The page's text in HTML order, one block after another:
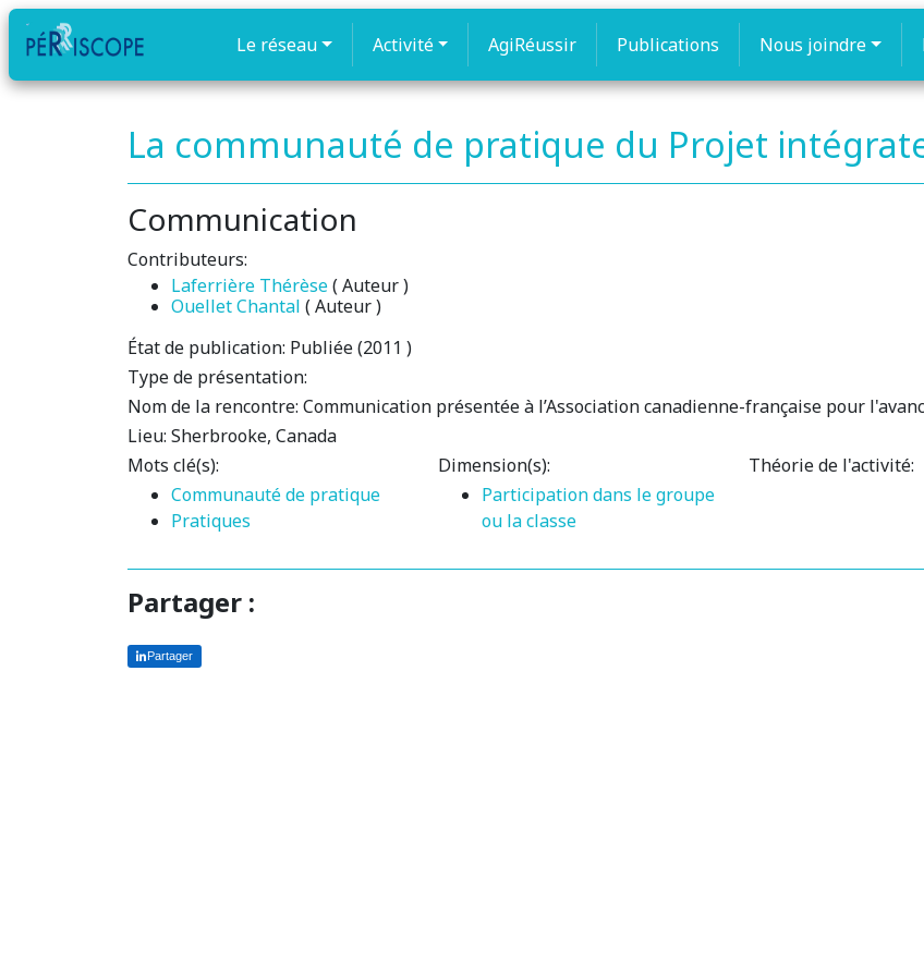
Le réseau Activité AgiRéussir Publications Nous joindre
La communauté de pratique du Projet
Communication
Contributeurs:
Laferrière Thérèse( Auteur )
Ouellet Chantal ( Auteur )
État de publication: Publiée (2011 )
Type de présentation:
Nom de la rencontre: Communication présentée à l’Association canadienne-française pour
Lieu: Sherbrooke, Canada
Mots clé(s):
Communauté de pratique
Pratiques
Dimension(s):
Participation dans le groupe
ou la classe
Théorie de l'activité:
Partager :
Partager